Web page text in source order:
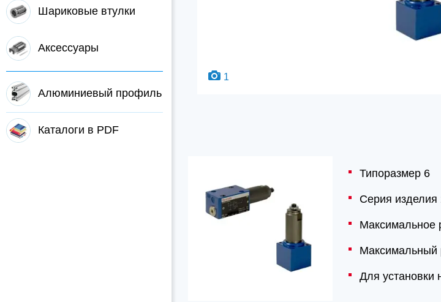
Шариковые втулки
Аксессуары
Алюминиевый профиль
Каталоги в PDF
1
Типоразмер 6
Серия изделия
Максимальное
Максимальный
Для установки